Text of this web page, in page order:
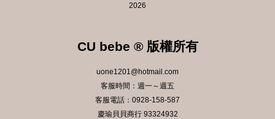
2026
CU bebe ® 版權所有
uone1201@hotmail.com
客服時間：週一～週五
客服電話：0928-158-587
慶瑜貝貝商行 93324932